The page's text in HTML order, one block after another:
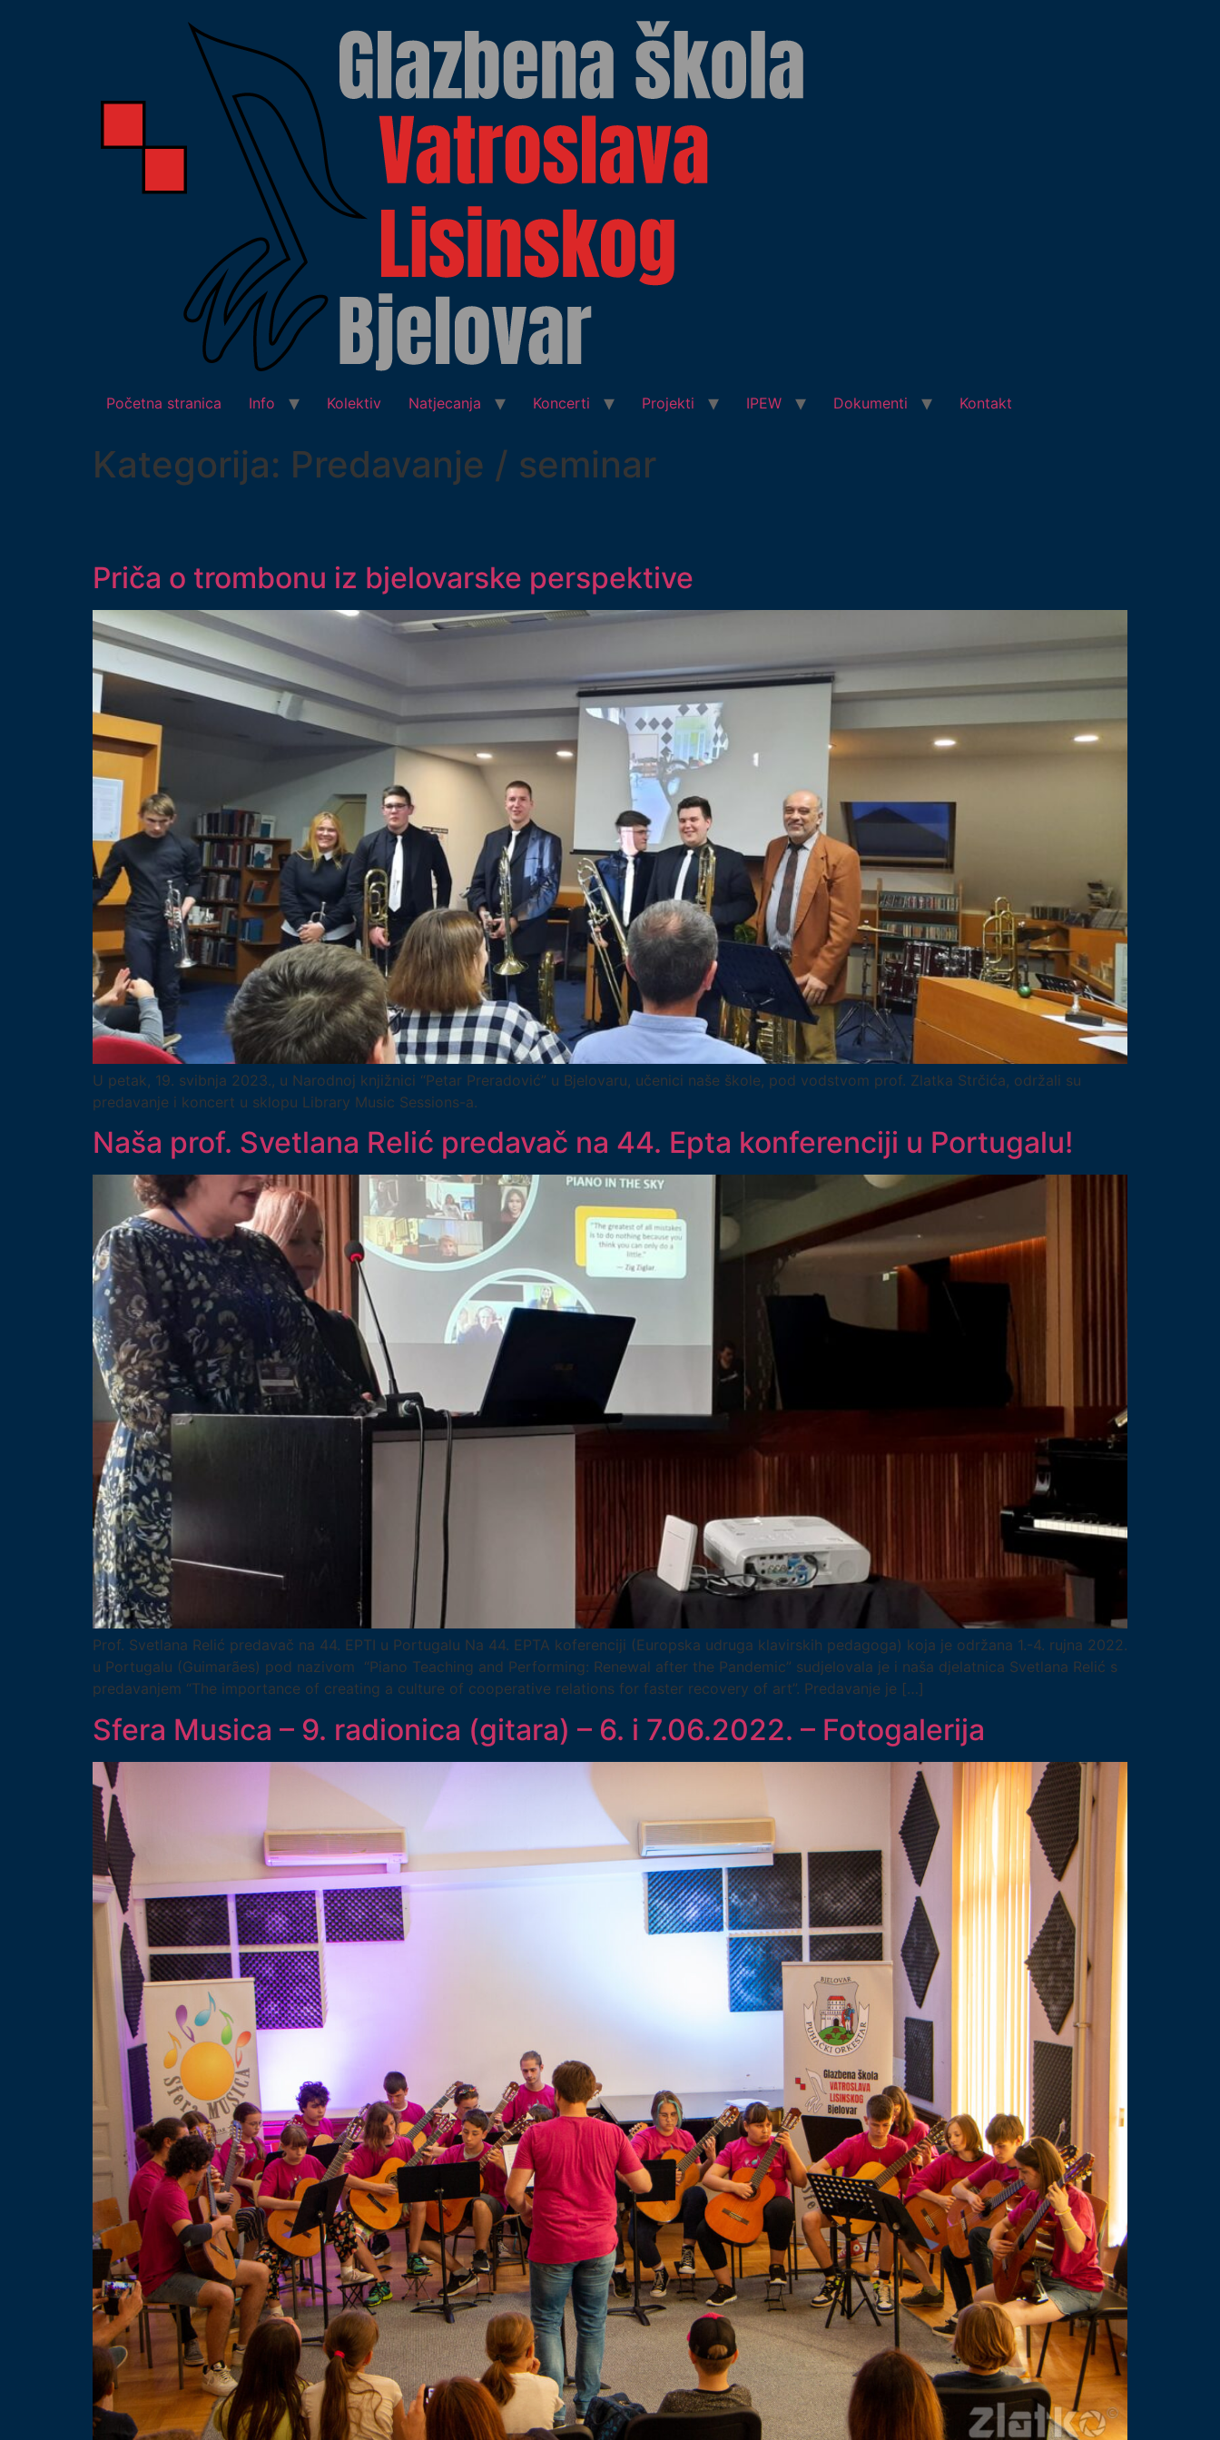
Početna stranica Info Kolektiv Natjecanja Koncerti Projekti IPEW Dokumenti Kontakt
Kategorija: Predavanje / seminar
Priča o trombonu iz bjelovarske perspektive
U petak, 19. svibnja 2023., u Narodnoj knjižnici “Petar Preradović” u Bjelovaru, učenici naše škole, pod vodstvom prof. Zlatka Strčića, održali su
predavanje i koncert u sklopu Library Music Sessions-a.
Naša prof. Svetlana Relić predavač na 44. Epta konferenciji u Portugalu!
Prof. Svetlana Relić predavač na 44. EPTI u Portugalu Na 44. EPTA koferenciji (Europska udruga klavirskih pedagoga) koja je održana 1.-4. rujna 2022.
u Portugalu (Guimarães) pod nazivom “Piano Teaching and Performing: Renewal after the Pandemic” sudjelovala je i naša djelatnica Svetlana Relić s
predavanjem “The importance of creating a culture of cooperative relations for faster recovery of art”. Predavanje je […]
Sfera Musica – 9. radionica (gitara) – 6. i 7.06.2022. – Fotogalerija